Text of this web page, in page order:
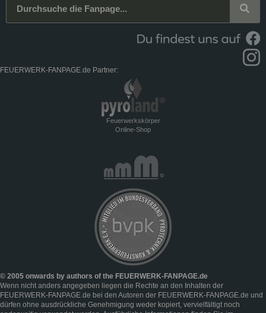
FEUERWERK-FANPAGE.de Partner:
Feuerwerkskörper
Online-Shop
© 2005 onwards by authors of the FEUERWERK-FANPAGE.de
Wenn nicht anders angegeben liegen die Rechte an den Inhalten der
FEUERWERK-FANPAGE.de bei den Autoren der FEUERWERK-FANPAGE.de und
dürfen ohne ausdrückliche Genehmigung weder kopiert, vervielfältigt noch